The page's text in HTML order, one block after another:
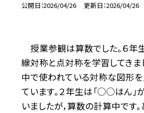
公開日 2026/04/26 更新日 2026/04/26
授業参観は算数でした。６年
線対称と点対称を学習してきま
中で使われている対称な図形
ています。２年生は「○○はん」
いましたが，算数の計算中です